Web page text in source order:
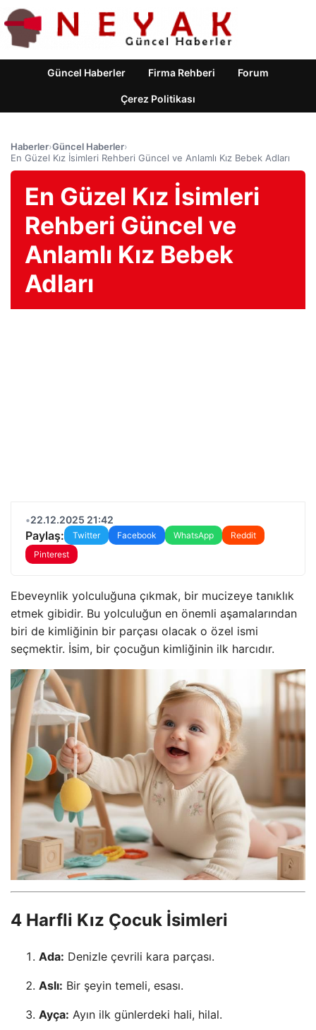
Güncel Haberler Firma Rehberi Forum
Çerez Politikası
Haberler›Güncel Haberler›
En Güzel Kız İsimleri Rehberi Güncel ve Anlamlı Kız Bebek Adları
En Güzel Kız İsimleri
Rehberi Güncel ve
Anlamlı Kız Bebek
Adları
•22.12.2025 21:42
Paylaş: Twitter Facebook WhatsApp
Reddit
Pinterest
Ebeveynlik yolculuğuna çıkmak, bir mucizeye tanıklık
etmek gibidir. Bu yolculuğun en önemli aşamalarından
biri de kimliğinin bir parçası olacak o özel ismi
seçmektir. İsim, bir çocuğun kimliğinin ilk harcıdır.
4 Harfli Kız Çocuk İsimleri
Ada: Denizle çevrili kara parçası.
Aslı: Bir şeyin temeli, esası.
Ayça: Ayın ilk günlerdeki hali, hilal.